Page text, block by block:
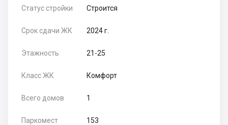
Статус стройки Строится
Срок сдачи ЖК 2024 г.
Этажность 21-25
Класс ЖК Комфорт
Всего домов 1
Паркомест 153